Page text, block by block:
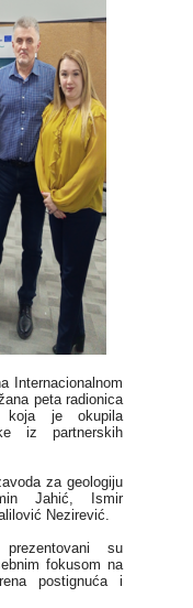
Internacionalnom
peta radionica
koja je okupila
iz partnerskih
za geologiju
Jahić, Ismir
Nezirević.
su
fokusom na
postignuća i